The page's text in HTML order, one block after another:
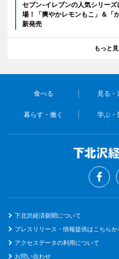
セブン‐イレブンの人気シリー
場！「爽やかレモンもこ」＆「
新発売
もっと
食べる 見る・
暮らす・働く 学ぶ・
下北沢経済新聞について
プレスリリース・情報提供はこちらか
アクセスデータの利用について
お問い合わせ